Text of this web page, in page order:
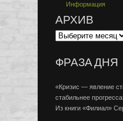
Информация
АРХИВ
ФРАЗА ДНЯ
«Кризис — явление
стабильнее
Из книги «Филиал»